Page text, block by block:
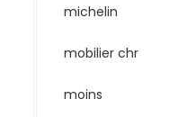
michelin
mobilier chr
moins